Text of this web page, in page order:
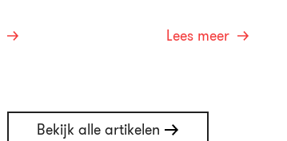
Lees meer
Bekijk alle artikelen